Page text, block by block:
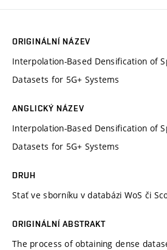
ORIGINÁLNÍ NÁZEV
Interpolation-Based Densification of
Datasets for 5G+ Systems
ANGLICKÝ NÁZEV
Interpolation-Based Densification of
Datasets for 5G+ Systems
DRUH
Stať ve sborníku v databázi WoS či
ORIGINÁLNÍ ABSTRAKT
The process of obtaining dense